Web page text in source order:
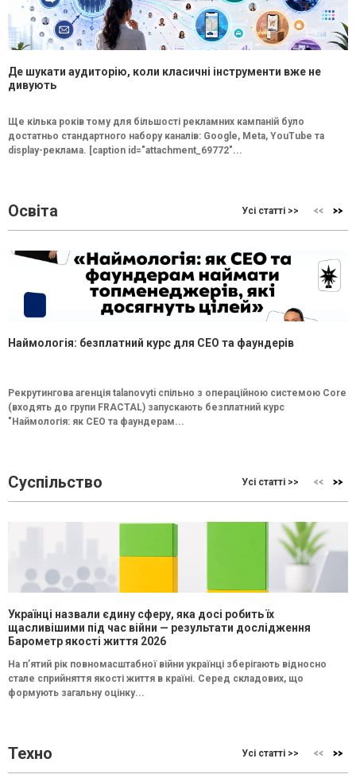
Де шукати аудиторію, коли класичні інструменти вже не
дивують
Ще кілька років тому для більшості рекламних кампаній було
достатньо стандартного набору каналів: Google, Meta, YouTube та
display-реклама. [caption id="attachment_69772"...
Освіта Усі статті >>
Наймологія: безплатний курс для CEO та фаундерів
Рекрутингова агенція talanovyti спільно з операційною системою Core
(входять до групи FRACTAL) запускають безплатний курс
"Наймологія: як СEO та фаундерам...
Суспільство Усі статті >>
Українці назвали єдину сферу, яка досі робить їх
щасливішими під час війни — результати дослідження
Барометр якості життя 2026
На п’ятий рік повномасштабної війни українці зберігають відносно
стале сприйняття якості життя в країні. Серед складових, що
формують загальну оцінку...
Техно Усі статті >>